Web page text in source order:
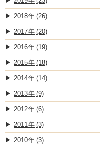
2018 (26)
2017 (20)
2016 (19)
2015 (18)
2014 (14)
2013 (9)
2012 (6)
2011 (3)
2010 (3)